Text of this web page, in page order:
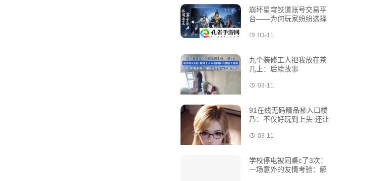
崩坏星穹铁道账号交易平
台——为何玩家纷纷选择
03-11
九个装修工人把我放在茶
几上：后续故事
03-11
91在线无码精品㊙️入口楼
乃：不仅好玩到上头-还让
03-11
学校停电被同桌c了3次：
一场意外的友情考验：解